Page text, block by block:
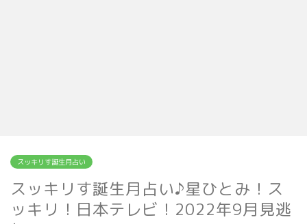
スッキリす誕生月占い
スッキリす誕生月占い♪星ひとみ！ス
ッキリ！日本テレビ！2022年9月見逃